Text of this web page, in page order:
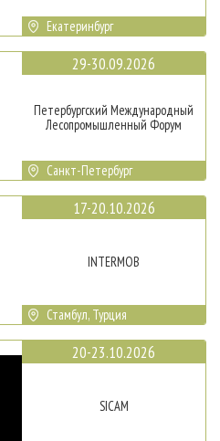
Екатеринбург
29-30.09.2026
Петербургский Международный
Лесопромышленный Форум
Санкт-Петербург
17-20.10.2026
INTERMOB
Стамбул, Турция
20-23.10.2026
SICAM